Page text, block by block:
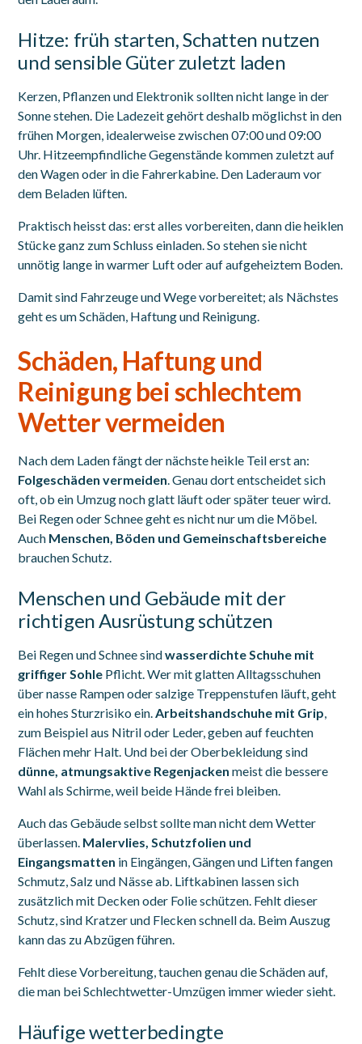
Hitze: früh starten, Schatten nutzen
und sensible Güter zuletzt laden
Kerzen, Pflanzen und Elektronik sollten nicht lange in der
Sonne stehen. Die Ladezeit gehört deshalb möglichst in den
frühen Morgen, idealerweise zwischen 07:00 und 09:00
Uhr. Hitzeempfindliche Gegenstände kommen zuletzt auf
den Wagen oder in die Fahrerkabine. Den Laderaum vor
dem Beladen lüften.
Praktisch heisst das: erst alles vorbereiten, dann die heiklen
Stücke ganz zum Schluss einladen. So stehen sie nicht
unnötig lange in warmer Luft oder auf aufgeheiztem Boden.
Damit sind Fahrzeuge und Wege vorbereitet; als Nächstes
geht es um Schäden, Haftung und Reinigung.
Schäden, Haftung und
Reinigung bei schlechtem
Wetter vermeiden
Nach dem Laden fängt der nächste heikle Teil erst an:
Folgeschäden vermeiden. Genau dort entscheidet sich
oft, ob ein Umzug noch glatt läuft oder später teuer wird.
Bei Regen oder Schnee geht es nicht nur um die Möbel.
Auch Menschen, Böden und Gemeinschaftsbereiche
brauchen Schutz.
Menschen und Gebäude mit der
richtigen Ausrüstung schützen
Bei Regen und Schnee sindwasserdichte Schuhe mit
griffiger Sohle Pflicht. Wer mit glatten Alltagsschuhen
über nasse Rampen oder salzige Treppenstufen läuft, geht
ein hohes Sturzrisiko ein.Arbeitshandschuhe mit Grip,
zum Beispiel aus Nitril oder Leder, geben auf feuchten
Flächen mehr Halt. Und bei der Oberbekleidung sind
dünne, atmungsaktive Regenjacken meist die bessere
Wahl als Schirme, weil beide Hände frei bleiben.
Auch das Gebäude selbst sollte man nicht dem Wetter
überlassen. Malervlies, Schutzfolien und
Eingangsmatten in Eingängen, Gängen und Liften fangen
Schmutz, Salz und Nässe ab. Liftkabinen lassen sich
zusätzlich mit Decken oder Folie schützen. Fehlt dieser
Schutz, sind Kratzer und Flecken schnell da. Beim Auszug
kann das zu Abzügen führen.
Fehlt diese Vorbereitung, tauchen genau die Schäden auf,
die man bei Schlechtwetter-Umzügen immer wieder sieht.
Häufige wetterbedingte